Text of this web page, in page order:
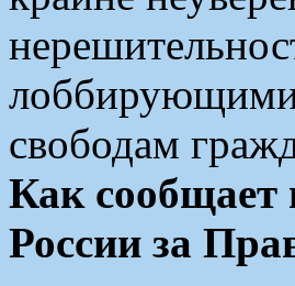
лоббирующими
свободам
Как сообщает
России за